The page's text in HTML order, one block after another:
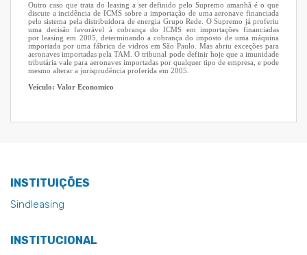
Outro caso que trata do leasing a ser definido pelo Supremo amanhã é o que
discute a incidência de ICMS sobre a importação de uma aeronave financiada
pelo sistema pela distribuidora de energia Grupo Rede. O Supremo já proferiu
uma decisão favorável à cobrança do ICMS em importações financiadas
porleasing em 2005, determinando a cobrança do imposto de uma máquina
importada por uma fábrica de vidros em São Paulo. Mas abriu exceções para
aeronaves importadas pela TAM. O tribunal pode definir hoje que a imunidade
tributária vale para aeronaves importadas por qualquer tipo de empresa, e pode
mesmo alterar a jurisprudência proferida em 2005.
Veículo: Valor Economico
INSTITUIÇÕES
Sindleasing
INSTITUCIONAL